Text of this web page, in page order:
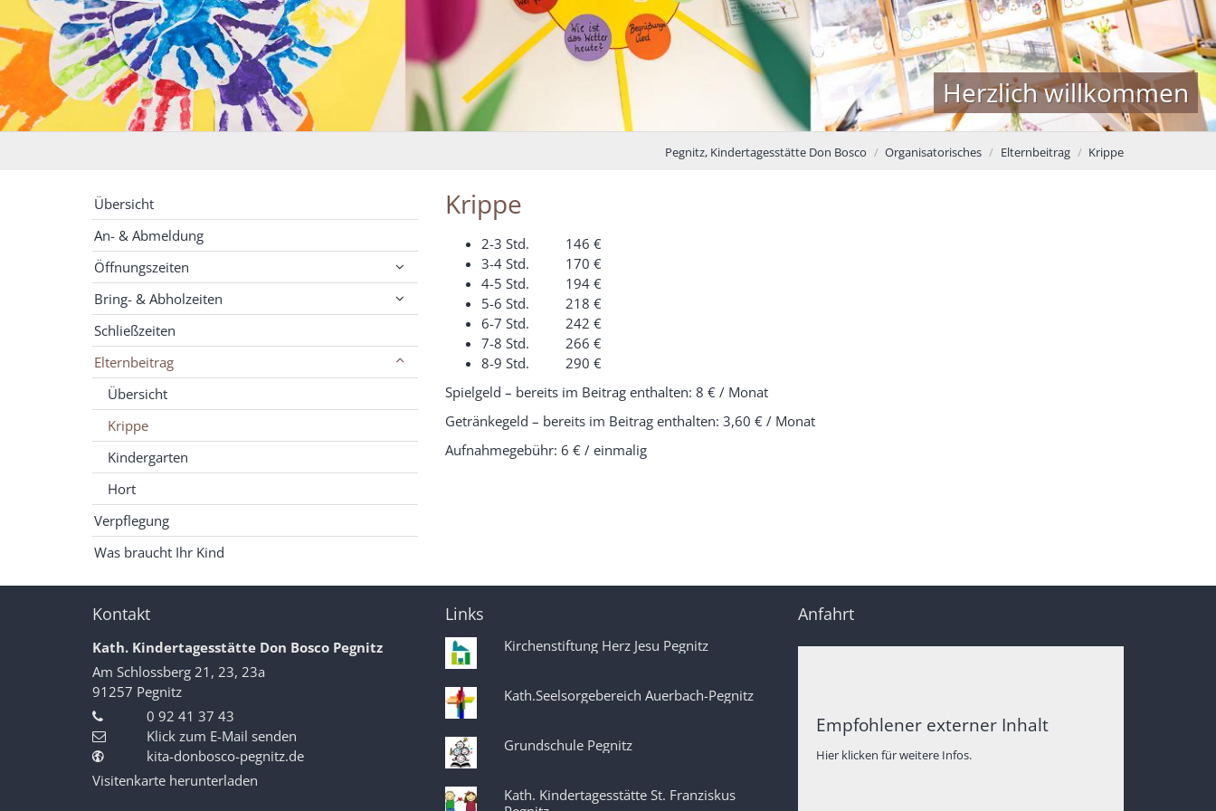
Herzlich willkommen
Pegnitz, Kindertagesstätte Don Bosco Organisatorisches Elternbeitrag Krippe
Krippe
2-3 Std. 146 €
3-4 Std. 170 €
4-5 Std. 194 €
5-6 Std. 218 €
6-7 Std. 242 €
7-8 Std. 266 €
8-9 Std. 290 €
Spielgeld – bereits im Beitrag enthalten: 8 € / Monat
Getränkegeld – bereits im Beitrag enthalten: 3,60 € / Monat
Aufnahmegebühr: 6 € / einmalig
Übersicht
An- & Abmeldung
Öffnungszeiten
Bring- & Abholzeiten
Schließzeiten
Elternbeitrag
Übersicht
Krippe
Kindergarten
Hort
Verpflegung
Was braucht Ihr Kind
Kontakt
Kath. Kindertagesstätte Don Bosco Pegnitz
Am Schlossberg 21, 23, 23a
91257 Pegnitz
0 92 41 37 43
Klick zum E-Mail senden
kita-donbosco-pegnitz.de
Visitenkarte herunterladen
Links
Kirchenstiftung Herz Jesu Pegnitz
Kath.Seelsorgebereich Auerbach-Pegnitz
Grundschule Pegnitz
Kath. Kindertagesstätte St. Franziskus
Anfahrt
Empfohlener externer Inhalt
Hier klicken für weitere Infos.